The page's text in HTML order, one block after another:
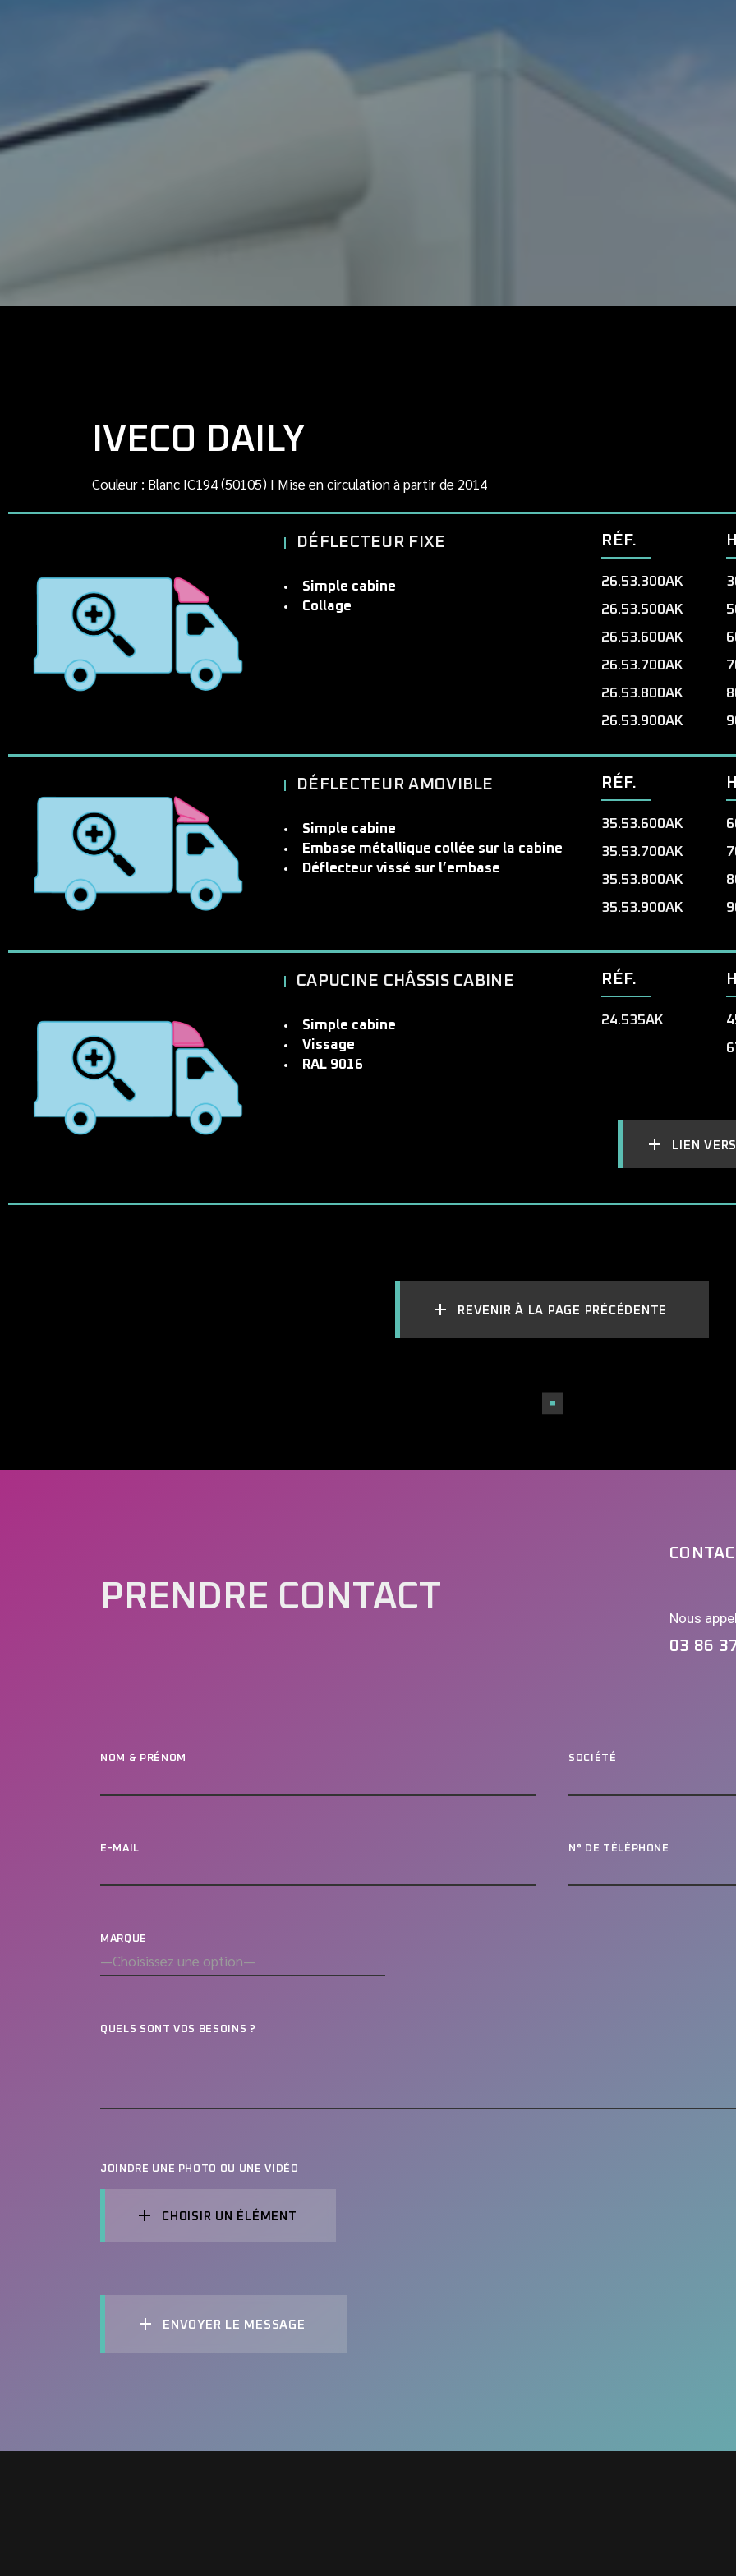
IVECO DAILY
Couleur : Blanc IC194 (50105) I Mise en circulation à partir de 2014
DÉFLECTEUR FIXE
Simple cabine
Collage
RÉF.
26.53.300AK
26.53.500AK
26.53.600AK
26.53.700AK
26.53.800AK
26.53.900AK
DÉFLECTEUR AMOVIBLE
Simple cabine
Embase métallique collée sur la cabine
Déflecteur vissé sur l’embase
RÉF.
35.53.600AK
35.53.700AK
35.53.800AK
35.53.900AK
CAPUCINE CHÂSSIS CABINE
Simple cabine
Vissage
RAL 9016
RÉF.
24.535AK
LIEN
REVENIR À LA PAGE PRÉCÉDENTE
PRENDRE CONTACT
Nous
03 86
NOM & PRÉNOM SOCIÉTÉ
E-MAIL N° DE TÉLÉPHONE
MARQUE
QUELS SONT VOS BESOINS ?
JOINDRE UNE PHOTO OU UNE VIDÉO
CHOISIR UN ÉLÉMENT
ENVOYER LE MESSAGE